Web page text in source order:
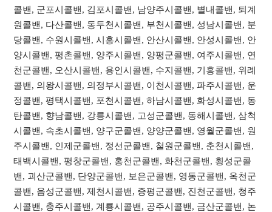
콜밴, 군포시콜밴, 김포시콜밴, 남양주시콜밴, 별내콜밴, 퇴계
원콜밴, 다산콜밴, 동두천시콜밴, 부천시콜밴, 성남시콜밴, 분
당콜밴, 수원시콜밴, 시흥시콜밴, 안산시콜밴, 안성시콜밴, 안
양시콜밴, 평촌콜밴, 양주시콜밴, 양평군콜밴, 여주시콜밴, 연
천군콜밴, 오산시콜밴, 용인시콜밴, 수지콜밴, 기흥콜밴, 위례
콜밴, 의왕시콜밴, 의정부시콜밴, 이천시콜밴, 파주시콜밴, 운
정콜밴, 평택시콜밴, 포천시콜밴, 하남시콜밴, 화성시콜밴, 동
탄콜밴, 향남콜밴, 강릉시콜밴, 고성군콜밴, 동해시콜밴, 삼척
시콜밴, 속초시콜밴, 양구군콜밴, 양양군콜밴, 영월군콜밴, 원
주시콜밴, 인제군콜밴, 정선군콜밴, 철원군콜밴, 춘천시콜밴,
태백시콜밴, 평창군콜밴, 홍천군콜밴, 화천군콜밴, 횡성군콜
밴, 괴산군콜밴, 단양군콜밴, 보은군콜밴, 영동군콜밴, 옥천군
콜밴, 음성군콜밴, 제천시콜밴, 증평군콜밴, 진천군콜밴, 청주
시콜밴, 충주시콜밴, 계룡시콜밴, 공주시콜밴, 금산군콜밴, 논